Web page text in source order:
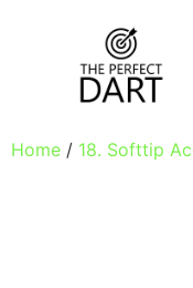
Home / 18. Softtip